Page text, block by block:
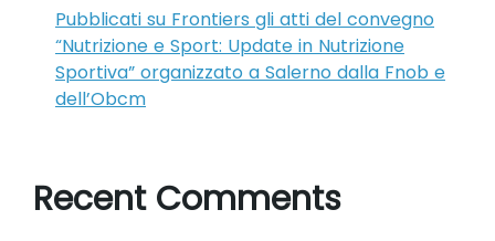
Pubblicati su Frontiers gli atti del convegno
“Nutrizione e Sport: Update in Nutrizione
Sportiva” organizzato a Salerno dalla Fnob e
dell’Obcm
Recent Comments